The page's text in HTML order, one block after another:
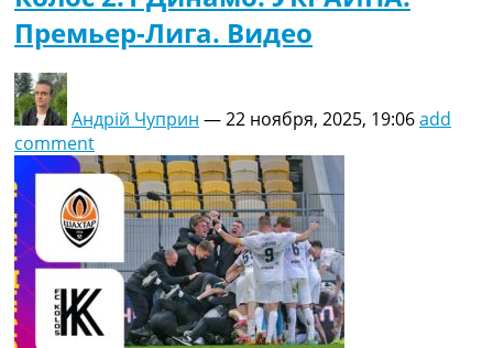
Премьер-Лига. Видео
Андрій Чуприн —22 ноября, 2025, 19:06add
comment